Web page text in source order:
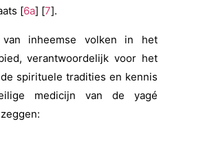
[6a] [7].
inheemse volken in het
verantwoordelijk voor het
spirituele tradities en kennis
medicijn van de yagé